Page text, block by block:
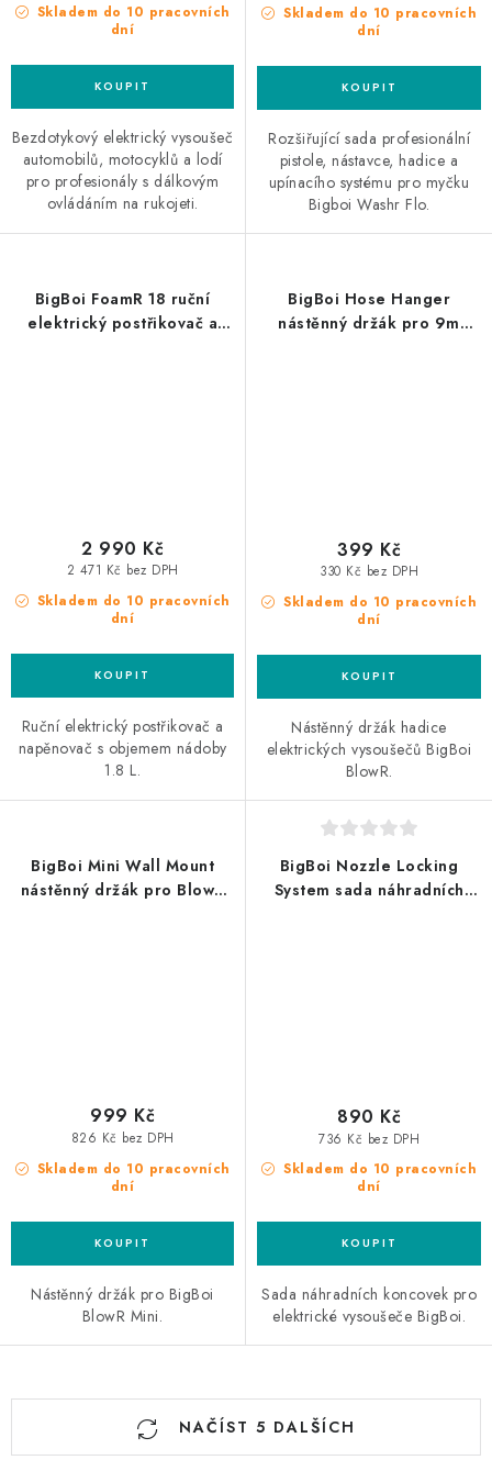
Skladem do 10 pracovních
dní
Bezdotykový elektrický vysoušeč
automobilů, motocyklů a lodí
pro profesionály s dálkovým
ovládáním na rukojeti.
Skladem do 10 pracovních
dní
Rozšiřující sada profesionální
pistole, nástavce, hadice a
upínacího systému pro myčku
Bigboi Washr Flo.
BigBoi FoamR 18 ruční
elektrický postřikovač a
Skladem do 10 pracovních
dní
2 471 Kč bez DPH
2 990 Kč
Ruční elektrický postřikovač a
napěnovač s objemem nádoby
1.8 L.
BigBoi Hose Hanger
nástěnný držák pro 9m
Skladem do 10 pracovních
dní
330 Kč bez DPH
399 Kč
Nástěnný držák hadice
elektrických vysoušečů BigBoi
BlowR.
BigBoi Mini Wall Mount
nástěnný držák pro BlowR
Skladem do 10 pracovních
dní
826 Kč bez DPH
999 Kč
Nástěnný držák pro BigBoi
BlowR Mini.
BigBoi Nozzle Locking
System sada náhradních
Skladem do 10 pracovních
dní
736 Kč bez DPH
890 Kč
Sada náhradních koncovek pro
elektrické vysoušeče BigBoi.
NAČÍST 5 DALŠÍCH